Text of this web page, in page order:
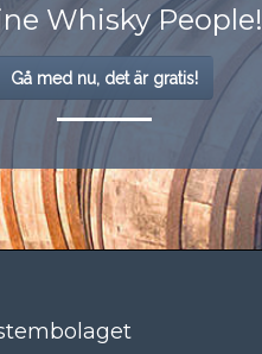
Whisky People!
Gå med nu, det är gratis!